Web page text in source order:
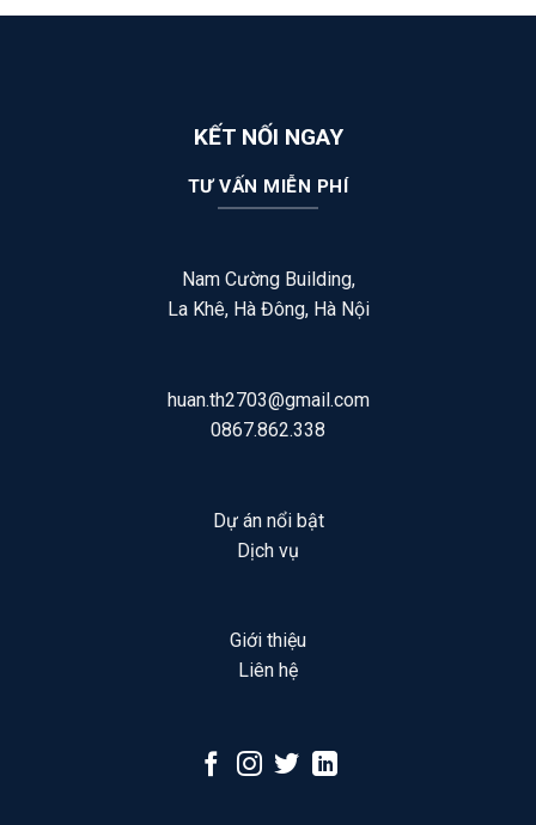
KẾT NỐI NGAY
TƯ VẤN MIỄN PHÍ
Nam Cường Building,
La Khê, Hà Đông, Hà Nội
huan.th2703@gmail.com
0867.862.338
Dự án nổi bật
Dịch vụ
Giới thiệu
Liên hệ